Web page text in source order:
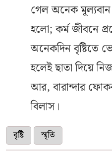
গেল অনেক মূল্যবান
হলো; কর্ম জীবনে
অনেকদিন বৃষ্টিতে
হলেই ছাতা দিয়ে
আর, বারান্দার
বিলাস।
বৃষ্টি স্মৃতি